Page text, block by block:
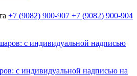
+7 (9082) 900-907 +7 (9082) 900-904
с индивидуальной надписью на